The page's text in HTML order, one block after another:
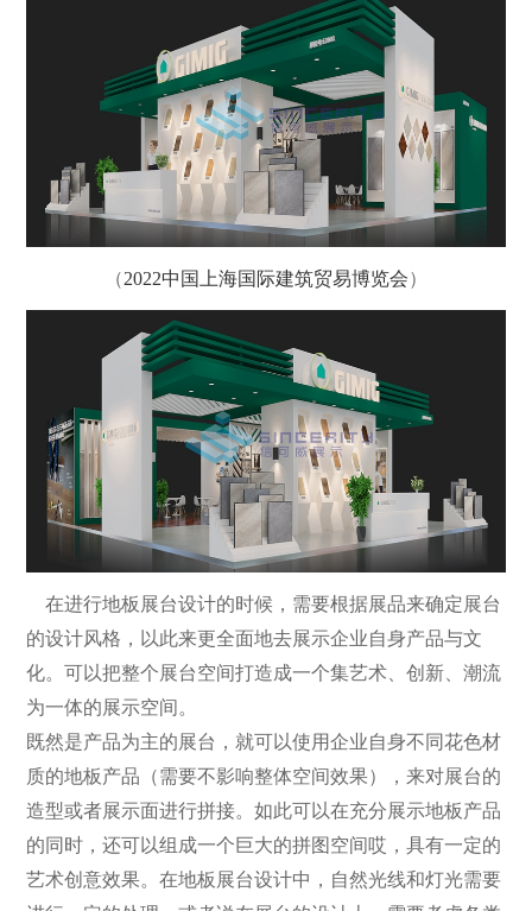
（2022中国上海国际建筑贸易博览会）
在进行地板展台设计的时候，需要根据展品来确定展台
的设计风格，以此来更全面地去展示企业自身产品与文
化。可以把整个展台空间打造成一个集艺术、创新、潮流
为一体的展示空间。
既然是产品为主的展台，就可以使用企业自身不同花色材
质的地板产品（需要不影响整体空间效果），来对展台的
造型或者展示面进行拼接。如此可以在充分展示地板产品
的同时，还可以组成一个巨大的拼图空间哎，具有一定的
艺术创意效果。在地板展台设计中，自然光线和灯光需要